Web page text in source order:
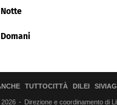
Notte
Domani
TUTTOCITTÀ DILEI
Direzione e coordinamento di